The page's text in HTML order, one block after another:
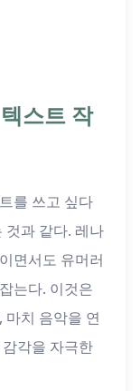
스트 작
를 쓰고 싶다
것과 같다. 레나
면서도 유머러
는다. 이것은
치 음악을 연
각을 자극한